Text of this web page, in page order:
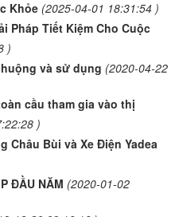
Khỏe (2025-04-01 18:31:54 )
Pháp Tiết Kiệm Cho Cuộc
)
và sử dụng (2020-04-22
cầu tham gia vào thị
)
Bùi và Xe Điện Yadea
ĐẦU NĂM (2020-01-02